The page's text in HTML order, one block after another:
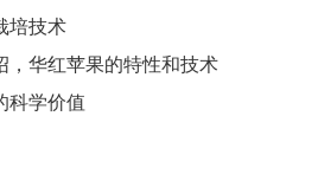
培技术
，华红苹果的特性和技术
科学价值